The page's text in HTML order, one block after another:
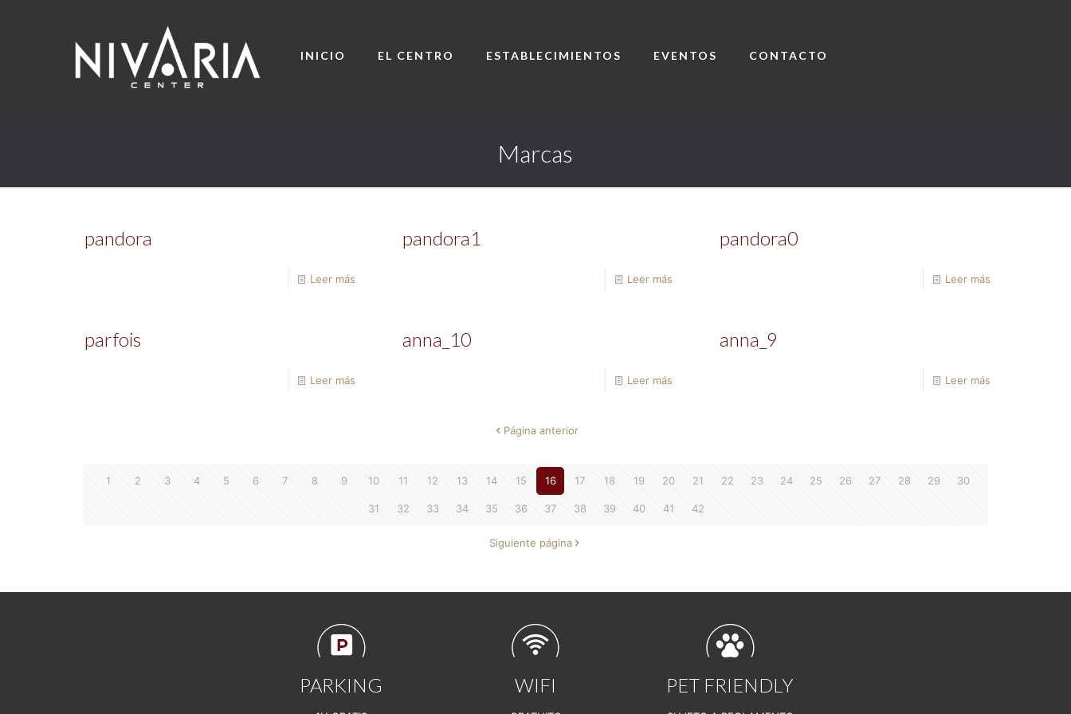
INICIO EL CENTRO ESTABLECIMIENTOS EVENTOS CONTACTO
Marcas
pandora
Leer más
pandora1
Leer más
pandora0
Leer más
parfois
Leer más
anna_10
Leer más
anna_9
Leer más
Página anterior
1 2 3 4 5 6 7 8 9 10 11 12 13 14 15 16 17 18 19 20 21 22 23 24 25 26 27 28 29 30
31 32 33 34 35 36 37 38 39 40 41 42
Siguiente página
PARKING WIFI PET FRIENDLY